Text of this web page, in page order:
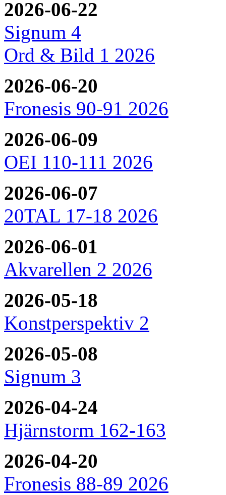
2026-06-22
Signum 4
Ord & Bild 1 2026
2026-06-20
Fronesis 90-91 2026
2026-06-09
OEI 110-111 2026
2026-06-07
20TAL 17-18 2026
2026-06-01
Akvarellen 2 2026
2026-05-18
Konstperspektiv 2
2026-05-08
Signum 3
2026-04-24
Hjärnstorm 162-163
2026-04-20
Fronesis 88-89 2026